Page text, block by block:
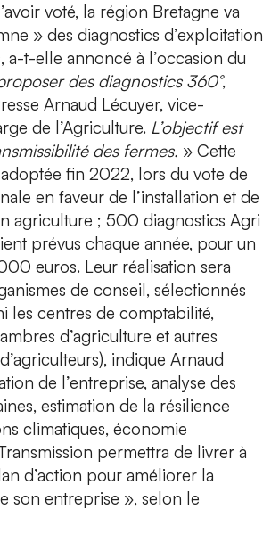
voté, la région Bretagne va
» des diagnostics d’exploitation
a-t-elle annoncé à l’occasion du
des diagnostics 360°,
Arnaud Lécuyer, vice-
de l’Agriculture. L’objectif est
des fermes. » Cette
fin 2022, lors du vote de
en faveur de l’installation et de
agriculture ; 500 diagnostics Agri
prévus chaque année, pour un
euros. Leur réalisation sera
de conseil, sélectionnés
les centres de comptabilité,
d’agriculture et autres
indique Arnaud
de l’entreprise, analyse des
estimation de la résilience
climatiques, économie
permettra de livrer à
d’action pour améliorer la
son entreprise », selon le